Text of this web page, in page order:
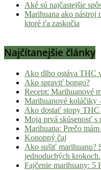
Aké sú najčastejšie
Marihuana ako nástroj
ktoré ťa zaskočia
Najčítanejšie články
Ako dlho ostáva THC
Ako spraviť bongo?
Recept: Marihuanové
Marihuanové koláčiky
Ako dostať stopy THC
Moja prvá skúsenosť s
Marihuana: Prečo
Konopný čaj
Ako sušiť marihuanu?
jednoduchých krokoch.
Fajčenie marihuany: 5